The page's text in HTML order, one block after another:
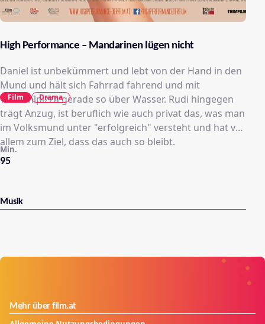
High Performance – Mandarinen lügen nicht
Daniel ist unbekümmert und lebt von der Hand in den
Mund und hält sich Fahrrad fahrend und mit
Tiefkühlpizza gerade so über Wasser. Rudi hingegen
trägt Anzug, ist beruflich wie auch privat das, was man
im Volksmund unter "erfolgreich" versteht und hat vor
allem zum Ziel, dass das auch so bleibt.
95
Min.
Film Drama
Musik
Mehr über film.at